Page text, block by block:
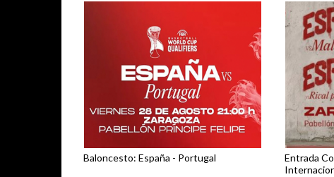
Baloncesto: España - Portugal
Entrada